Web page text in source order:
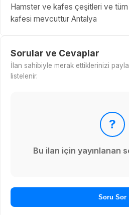
Hamster ve kafes çeşitleri ve tüm
kafesi mevcuttur Antalya
Sorular ve Cevaplar
İlan sahibiyle merak ettiklerinizi
listelenir.
?
Bu ilan için yayınlanan
Soru Sor